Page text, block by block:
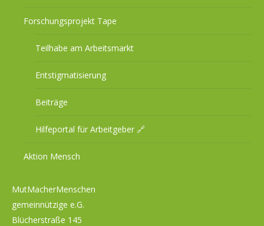
Forschungsprojekt Tape
Teilhabe am Arbeitsmarkt
Entstigmatisierung
Beiträge
Hilfeportal für Arbeitgeber 🔗
Aktion Mensch
MutMacherMenschen
gemeinnützige e.G.
Blücherstraße 145